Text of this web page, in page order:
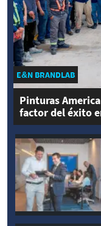
E&N BRANDLAB
Pinturas
factor del éxito